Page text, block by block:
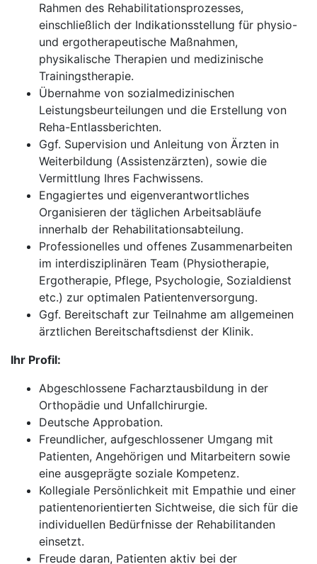
Rahmen des Rehabilitationsprozesses,
einschließlich der Indikationsstellung für physio-
und ergotherapeutische Maßnahmen,
physikalische Therapien und medizinische
Trainingstherapie.
Übernahme von sozialmedizinischen
Leistungsbeurteilungen und die Erstellung von
Reha-Entlassberichten.
Ggf. Supervision und Anleitung von Ärzten in
Weiterbildung (Assistenzärzten), sowie die
Vermittlung Ihres Fachwissens.
Engagiertes und eigenverantwortliches
Organisieren der täglichen Arbeitsabläufe
innerhalb der Rehabilitationsabteilung.
Professionelles und offenes Zusammenarbeiten
im interdisziplinären Team (Physiotherapie,
Ergotherapie, Pflege, Psychologie, Sozialdienst
etc.) zur optimalen Patientenversorgung.
Ggf. Bereitschaft zur Teilnahme am allgemeinen
ärztlichen Bereitschaftsdienst der Klinik.
Ihr Profil:
Abgeschlossene Facharztausbildung in der
Orthopädie und Unfallchirurgie.
Deutsche Approbation.
Freundlicher, aufgeschlossener Umgang mit
Patienten, Angehörigen und Mitarbeitern sowie
eine ausgeprägte soziale Kompetenz.
Kollegiale Persönlichkeit mit Empathie und einer
patientenorientierten Sichtweise, die sich für die
individuellen Bedürfnisse der Rehabilitanden
einsetzt.
Freude daran, Patienten aktiv bei der